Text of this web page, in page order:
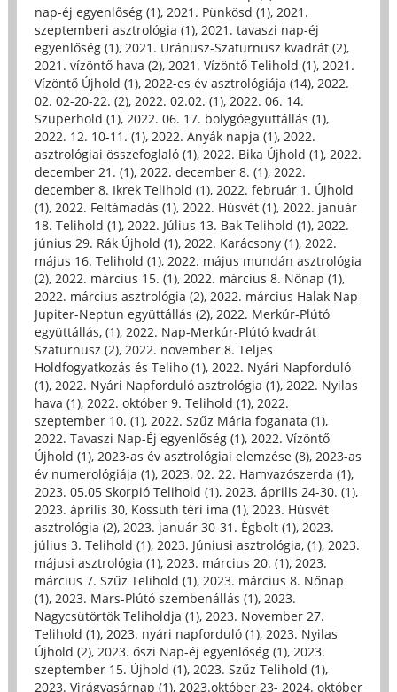
nap-éj egyenlőség (1), 2021. Pünkösd (1), 2021.
szeptemberi asztrológia (1), 2021. tavaszi nap-éj
egyenlőség (1), 2021. Uránusz-Szaturnusz kvadrát (2),
2021. vízöntő hava (2), 2021. Vízöntő Telihold (1), 2021.
Vízöntő Újhold (1), 2022-es év asztrológiája (14), 2022.
02. 02-20-22. (2), 2022. 02.02. (1), 2022. 06. 14.
Szuperhold (1), 2022. 06. 17. bolygóegyüttállás (1),
2022. 12. 10-11. (1), 2022. Anyák napja (1), 2022.
asztrológiai összefoglaló (1), 2022. Bika Újhold (1), 2022.
december 21. (1), 2022. december 8. (1), 2022.
december 8. Ikrek Telihold (1), 2022. február 1. Újhold
(1), 2022. Feltámadás (1), 2022. Húsvét (1), 2022. január
18. Telihold (1), 2022. Július 13. Bak Telihold (1), 2022.
június 29. Rák Újhold (1), 2022. Karácsony (1), 2022.
május 16. Telihold (1), 2022. május mundán asztrológia
(2), 2022. március 15. (1), 2022. március 8. Nőnap (1),
2022. március asztrológia (2), 2022. március Halak Nap-
Jupiter-Neptun együttállás (2), 2022. Merkúr-Plútó
együttállás, (1), 2022. Nap-Merkúr-Plútó kvadrát
Szaturnusz (2), 2022. november 8. Teljes
Holdfogyatkozás és Teliho (1), 2022. Nyári Napforduló
(1), 2022. Nyári Napforduló asztrológia (1), 2022. Nyilas
hava (1), 2022. október 9. Telihold (1), 2022.
szeptember 10. (1), 2022. Szűz Mária foganata (1),
2022. Tavaszi Nap-Éj egyenlőség (1), 2022. Vízöntő
Újhold (1), 2023-as év asztrológiai elemzése (8), 2023-as
év numerológiája (1), 2023. 02. 22. Hamvazószerda (1),
2023. 05.05 Skorpió Telihold (1), 2023. április 24-30. (1),
2023. április 30, Kossuth téri ima (1), 2023. Húsvét
asztrológia (2), 2023. január 30-31. Égbolt (1), 2023.
július 3. Telihold (1), 2023. Júniusi asztrológia, (1), 2023.
májusi asztrológia (1), 2023. március 20. (1), 2023.
március 7. Szűz Telihold (1), 2023. március 8. Nőnap
(1), 2023. Mars-Plútó szembenállás (1), 2023.
Nagycsütörtök Teliholdja (1), 2023. November 27.
Telihold (1), 2023. nyári napforduló (1), 2023. Nyilas
Újhold (2), 2023. őszi Nap-éj egyenlőség (1), 2023.
szeptember 15. Újhold (1), 2023. Szűz Telihold (1),
2023. Virágvasárnap (1), 2023.október 23- 2024. október